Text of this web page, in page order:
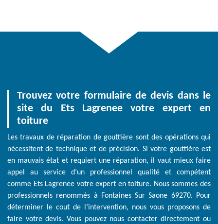
Trouvez votre formulaire de devis dans le
site du Ets Lagrenee votre expert en
toiture
Les travaux de réparation de gouttière sont des opérations qui
nécessitent de technique et de précision. Si votre gouttière est
en mauvais état et requiert une réparation, il vaut mieux faire
appel au service d’un professionnel qualité et compétent
comme Ets Lagrenee votre expert en toiture. Nous sommes des
professionnels renommés à Fontaines Sur Saone 69270. Pour
déterminer le cout de l’intervention, nous vous proposons de
faire votre devis. Vous pouvez nous contacter directement ou